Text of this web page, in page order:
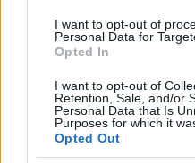
I want to opt-out of
Personal Data for
Opted In
I want to opt-out of
Retention, Sale, and/or
Personal Data that Is
Purposes for which it
Opted Out
állatkertben látható, de
azért van pár.
Kiderült, hogy sokan
ˈhʌŋɡəri/ és amikor
felderült az arcuk, hiszen
Jól esett magyarnak